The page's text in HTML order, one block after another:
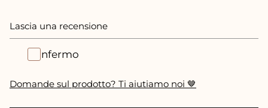
Lascia una recensione
Confermo
Domande sul prodotto? Ti aiutiamo noi 🤎